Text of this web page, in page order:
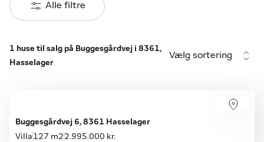
Alle filtre
1 huse til salg på Buggesgårdvej i 8361,
Hasselager
Vælg sortering
Buggesgårdvej 6, 8361 Hasselager
Villa 127 m2 2.995.000 kr.